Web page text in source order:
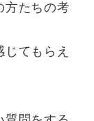
方たちの考
てもらえ